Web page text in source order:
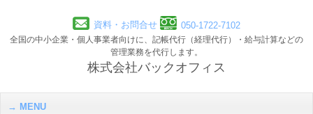
資料・お問合せ 050-1722-7102
全国の中小企業・個人事業者向けに、記帳代行（経理代行）・給与計算などの
管理業務を代行します。
株式会社バックオフィス
MENU